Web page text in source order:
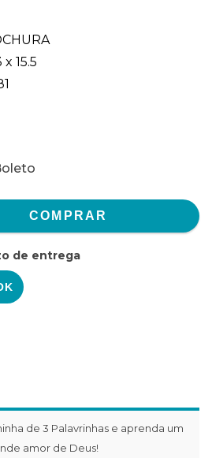
x 15.5
de entrega
de 3 Palavrinhas e aprenda um
amor de Deus!